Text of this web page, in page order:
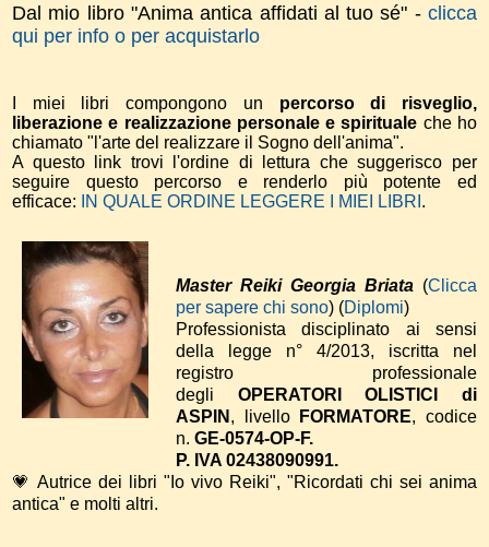
Dal mio libro "Anima antica affidati al tuo sé" - clicca
qui per info o per acquistarlo
I miei libri compongono un percorso di risveglio,
liberazione e realizzazione personale e spirituale che ho
chiamato "l'arte del realizzare il Sogno dell'anima".
A questo link trovi l'ordine di lettura che suggerisco per
seguire questo percorso e renderlo più potente ed
efficace:
IN QUALE ORDINE LEGGERE I MIEI LIBRI .
Master Reiki Georgia Briata(Clicca
per sapere chi sono) (Diplomi)
Professionista disciplinato ai sensi
della legge n° 4/2013, iscritta nel
registro professionale
degli OPERATORI OLISTICI di
ASPIN , livello FORMATORE, codice
n. GE-0574-OP-F.
P. IVA 02438090991.
💗 Autrice dei libri "Io vivo Reiki", "Ricordati chi sei anima
antica" e molti altri.